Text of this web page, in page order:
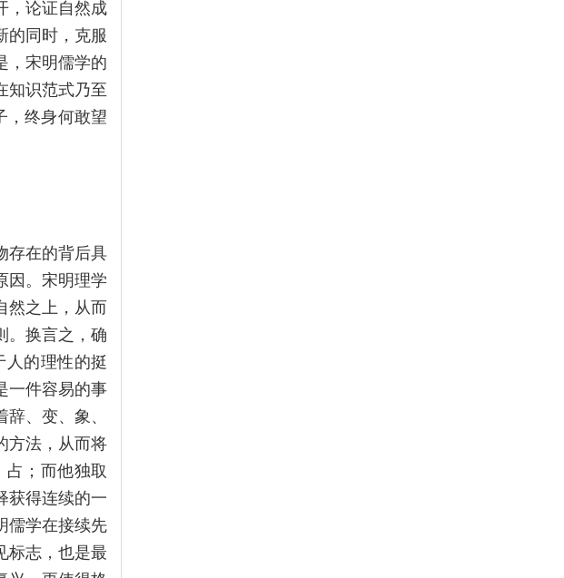
，论证自然成
的同时，克服
，宋明儒学的
知识范式乃至
，终身何敢望
存在的背后具
因。宋明理学
然之上，从而
。换言之，确
的理性的挺
一件容易的事
、变、象、
方法，从而将
；而他独取
获得连续的一
儒学在接续先
标志，也是最